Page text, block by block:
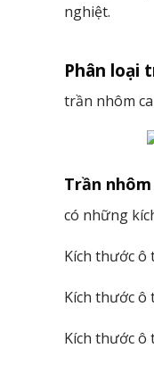
nghiệt.
Phân loại
trần nhôm
Trần
có những
Kích thước ô
Kích thước ô
Kích thước ô